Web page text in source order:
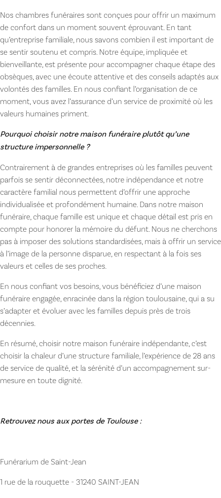
Nos chambres funéraires sont conçues pour offrir un maximum
de confort dans un moment souvent éprouvant. En tant
qu’entreprise familiale, nous savons combien il est important de
se sentir soutenu et compris. Notre équipe, impliquée et
bienveillante, est présente pour accompagner chaque étape des
obsèques, avec une écoute attentive et des conseils adaptés aux
volontés des familles. En nous confiant l’organisation de ce
moment, vous avez l’assurance d’un service de proximité où les
valeurs humaines priment.
Pourquoi choisir notre maison funéraire plutôt qu’une
structure impersonnelle ?
Contrairement à de grandes entreprises où les familles peuvent
parfois se sentir déconnectées, notre indépendance et notre
caractère familial nous permettent d’offrir une approche
individualisée et profondément humaine. Dans notre maison
funéraire, chaque famille est unique et chaque détail est pris en
compte pour honorer la mémoire du défunt. Nous ne cherchons
pas à imposer des solutions standardisées, mais à offrir un service
à l’image de la personne disparue, en respectant à la fois ses
valeurs et celles de ses proches.
En nous confiant vos besoins, vous bénéficiez d’une maison
funéraire engagée, enracinée dans la région toulousaine, qui a su
s’adapter et évoluer avec les familles depuis près de trois
décennies.
En résumé, choisir notre maison funéraire indépendante, c’est
choisir la chaleur d’une structure familiale, l’expérience de 28 ans
de service de qualité, et la sérénité d’un accompagnement sur-
mesure en toute dignité.
Retrouvez nous aux portes de Toulouse :
Funérarium de Saint-Jean
1 rue de la rouquette - 31240 SAINT-JEAN